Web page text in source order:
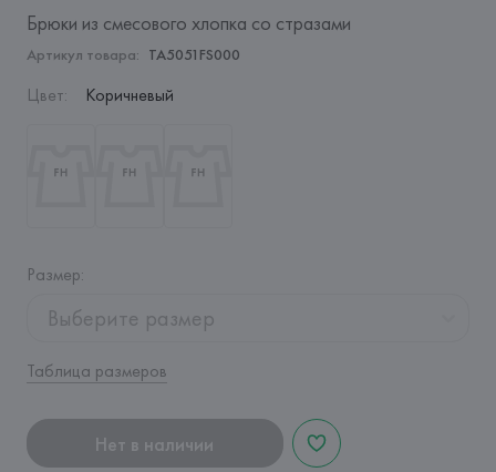
Брюки из смесового хлопка со стразами
Артикул товара: TA5051FS000
Цвет: Коричневый
Размер:
Выберите размер
Таблица размеров
Нет в наличии